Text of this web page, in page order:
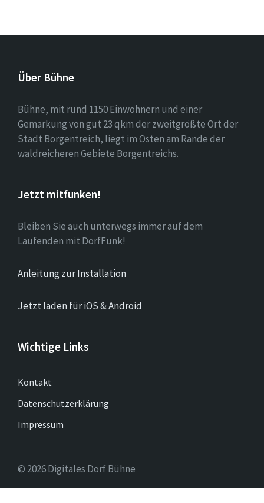
Über Bühne
Bühne, mit rund 1150 Einwohnern und einer
Gemarkung von gut 23 qkm der zweitgrößte Ort der
Stadt Borgentreich, liegt im Osten am Rande der
waldreicheren Gebiete Borgentreichs.
Jetzt mitfunken!
Bleiben Sie auch unterwegs immer auf dem
Laufenden mit DorfFunk!
Anleitung zur Installation
Jetzt laden für iOS & Android
Wichtige Links
Kontakt
Datenschutzerklärung
Impressum
© 2026 Digitales Dorf Bühne